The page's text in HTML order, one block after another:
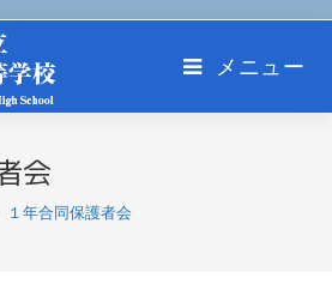
メニュー
会
１年合同保護者会